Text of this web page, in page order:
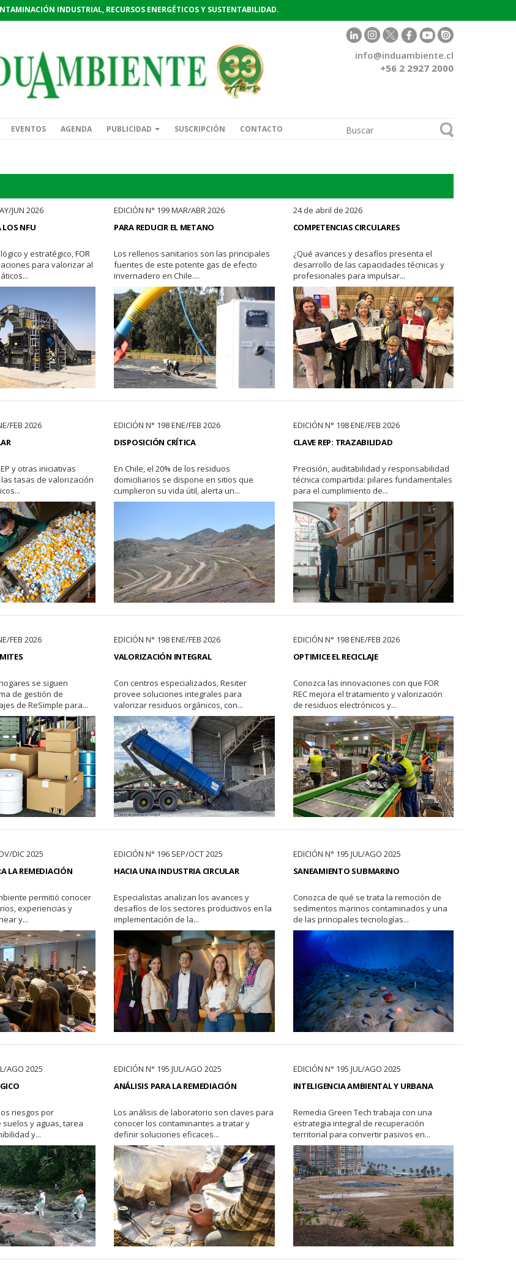
INDUSTRIAL, RECURSOS ENERGÉTICOS Y SUSTENTABILIDAD.
info@induambiente.cl
+56 2 2927 2000
EVENTOS AGENDA PUBLICIDAD SUSCRIPCIÓN CONTACTO
JUN 2026
LOS NFU
y estratégico, FOR
para valorizar al
EDICIÓN N° 199 MAR/ABR 2026
PARA REDUCIR EL METANO
Los rellenos sanitarios son las principales
fuentes de este potente gas de efecto
invernadero en Chile....
24 de abril de 2026
COMPETENCIAS CIRCULARES
¿Qué avances y desafíos presenta el
desarrollo de las capacidades técnicas y
profesionales para impulsar...
FEB 2026
y otras iniciativas
tasas de valorización
EDICIÓN N° 198 ENE/FEB 2026
DISPOSICIÓN CRÍTICA
En Chile, el 20% de los residuos
domiciliarios se dispone en sitios que
cumplieron su vida útil, alerta un...
EDICIÓN N° 198 ENE/FEB 2026
CLAVE REP: TRAZABILIDAD
Precisión, auditabilidad y responsabilidad
técnica compartida: pilares fundamentales
para el cumplimiento de...
FEB 2026
se siguen
de gestión de
de ReSimple para...
EDICIÓN N° 198 ENE/FEB 2026
VALORIZACIÓN INTEGRAL
Con centros especializados, Resiter
provee soluciones integrales para
valorizar residuos orgánicos, con...
EDICIÓN N° 198 ENE/FEB 2026
OPTIMICE EL RECICLAJE
Conozca las innovaciones con que FOR
REC mejora el tratamiento y valorización
de residuos electrónicos y...
DIC 2025
LA REMEDIACIÓN
permitió conocer
experiencias y
y...
EDICIÓN N° 196 SEP/OCT 2025
HACIA UNA INDUSTRIA CIRCULAR
Especialistas analizan los avances y
desafíos de los sectores productivos en la
implementación de la...
EDICIÓN N° 195 JUL/AGO 2025
SANEAMIENTO SUBMARINO
Conozca de qué se trata la remoción de
sedimentos marinos contaminados y una
de las principales tecnologías...
AGO 2025
riesgos por
y aguas, tarea
y...
EDICIÓN N° 195 JUL/AGO 2025
ANÁLISIS PARA LA REMEDIACIÓN
Los análisis de laboratorio son claves para
conocer los contaminantes a tratar y
definir soluciones eficaces...
EDICIÓN N° 195 JUL/AGO 2025
INTELIGENCIA AMBIENTAL Y URBANA
Remedia Green Tech trabaja con una
estrategia integral de recuperación
territorial para convertir pasivos en...